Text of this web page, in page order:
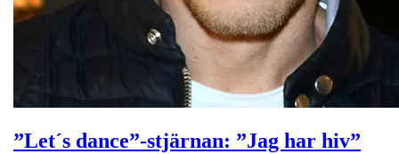
”Let´s dance”-stjärnan: ”Jag har hiv”